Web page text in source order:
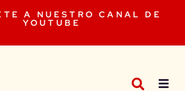
A NUESTRO CANAL DE
YOUTUBE